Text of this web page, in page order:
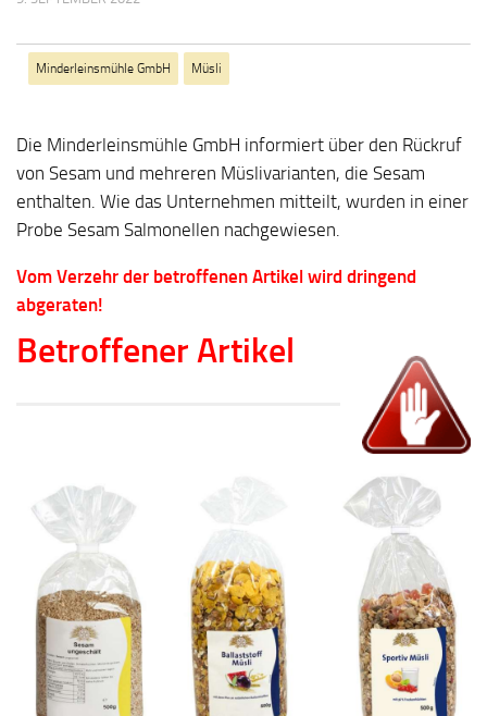
Minderleinsmühle GmbH Müsli
Die Minderleinsmühle GmbH informiert über den Rückruf
von Sesam und mehreren Müslivarianten, die Sesam
enthalten. Wie das Unternehmen mitteilt, wurden in einer
Probe Sesam Salmonellen nachgewiesen.
Vom Verzehr der betroffenen Artikel wird dringend
abgeraten!
Betroffener Artikel